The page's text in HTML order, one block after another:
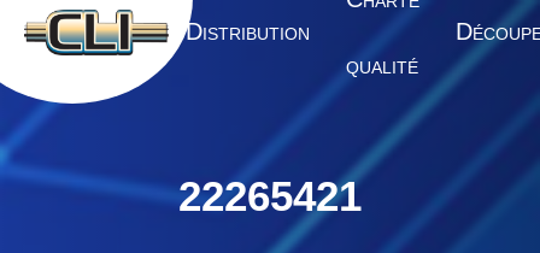
A CCUEIL DISTRIBUTION
QUALITÉ
D
22265421